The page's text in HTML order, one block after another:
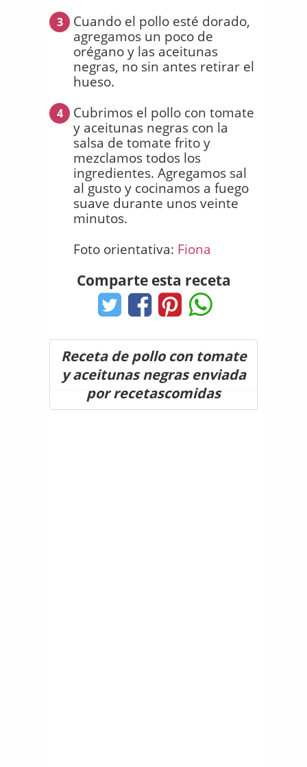
3
Cuando el pollo esté dorado,
agregamos un poco de
orégano y las aceitunas
negras, no sin antes retirar el
hueso.
4
Cubrimos el pollo con tomate
y aceitunas negras con la
salsa de tomate frito y
mezclamos todos los
ingredientes. Agregamos sal
al gusto y cocinamos a fuego
suave durante unos veinte
minutos.
Foto orientativa: Fiona
Comparte esta receta
Receta de pollo con tomate
y aceitunas negras enviada
por recetascomidas